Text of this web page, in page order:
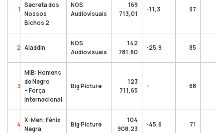
1
Secreta dos
Nossos
Bichos 2
NOS
Audiovisuais
169
713,01
-11,3 97
2 Aladdin
NOS
Audiovisuais
142
781,60
-25,9 85
3
MIB: Homens
de Negro
– Força
Internacional
Big Picture
123
711,65
– 68
4
X-Men: Fénix
Negra
Big Picture
104
908,23
-45,6 71